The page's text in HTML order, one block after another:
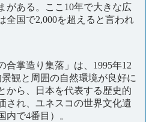
がある。ここ10年で大きな広
全国で2,000を超えると言われ
合掌造り集落」は、1995年12
観と周囲の自然環境が良好に
から、日本を代表する歴史的
され、ユネスコの世界文化遺
内で4番目）。